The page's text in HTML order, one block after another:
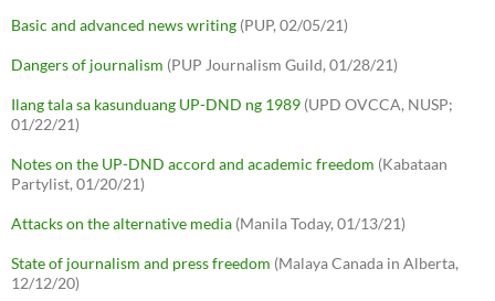
Basic and advanced news writing (PUP, 02/05/21)
Dangers of journalism (PUP Journalism Guild, 01/28/21)
Ilang tala sa kasunduang UP-DND ng 1989 (UPD OVCCA, NUSP;
01/22/21)
Notes on the UP-DND accord and academic freedom (Kabataan
Partylist, 01/20/21)
Attacks on the alternative media (Manila Today, 01/13/21)
State of journalism and press freedom (Malaya Canada in Alberta,
12/12/20)